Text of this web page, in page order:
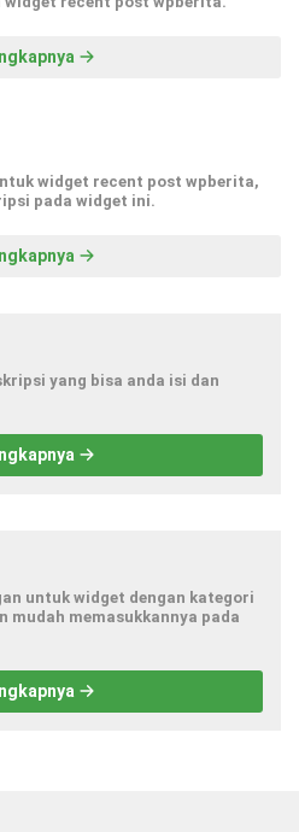
widget recent post wpberita,
pada widget ini.
yang bisa anda isi dan
untuk widget dengan kategori
mudah memasukkannya pada